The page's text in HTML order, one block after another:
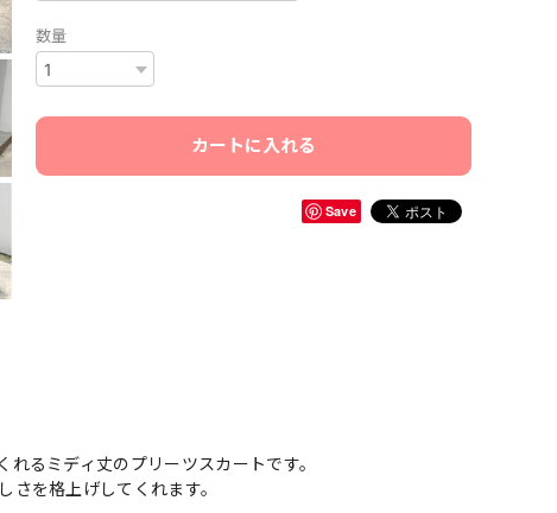
数量
カートに入れる
Save
るミディ丈のプリーツスカートです。
を格上げしてくれます。